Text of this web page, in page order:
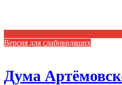
Версия для слабовидящих
Дума